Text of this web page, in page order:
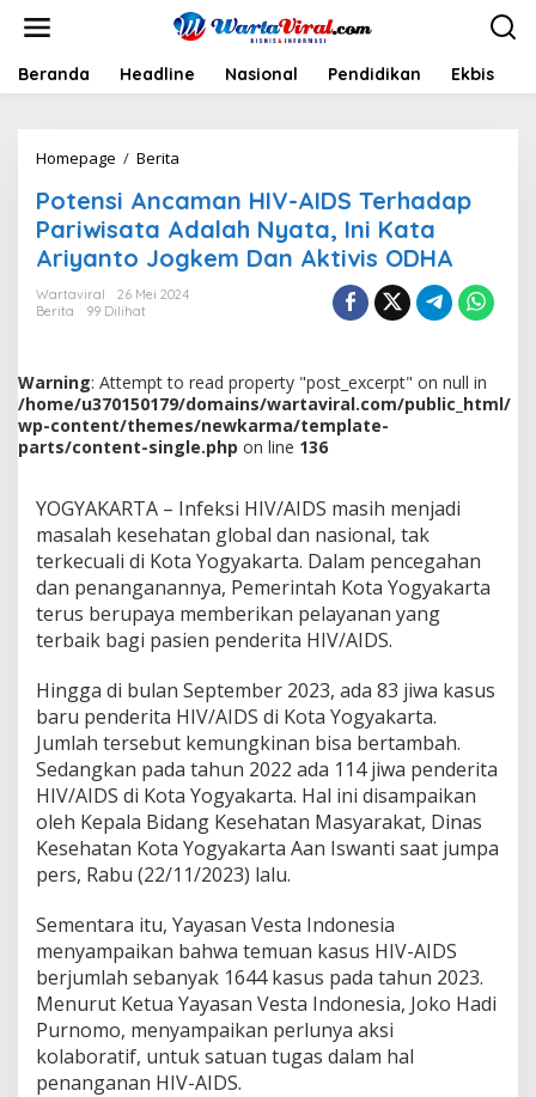
t
Beranda Headline Nasional Pendidikan Ekbis
Homepage / Berita
t
e
n
s
i
m
a
n
H
V
-
A
I
D
S
T
e
h
a
d
a
p
P
a
r
s
a
t
a
d
a
l
Potensi Ancaman HIV-AIDS Terhadap
Pariwisata Adalah Nyata, Ini Kata
Ariyanto Jogkem Dan Aktivis ODHA
Wartaviral
26 Mei 2024
Berita
99 Dilihat
Warning: Attempt to read property "post_excerpt" on null in
/home/u370150179/domains/wartaviral.com/public_html/
wp-content/themes/newkarma/template-
parts/content-single.php on line 136
YOGYAKARTA – Infeksi HIV/AIDS masih menjadi
masalah kesehatan global dan nasional, tak
terkecuali di Kota Yogyakarta. Dalam pencegahan
dan penanganannya, Pemerintah Kota Yogyakarta
terus berupaya memberikan pelayanan yang
terbaik bagi pasien penderita HIV/AIDS.
Hingga di bulan September 2023, ada 83 jiwa kasus
baru penderita HIV/AIDS di Kota Yogyakarta.
Jumlah tersebut kemungkinan bisa bertambah.
Sedangkan pada tahun 2022 ada 114 jiwa penderita
HIV/AIDS di Kota Yogyakarta. Hal ini disampaikan
oleh Kepala Bidang Kesehatan Masyarakat, Dinas
Kesehatan Kota Yogyakarta Aan Iswanti saat jumpa
pers, Rabu (22/11/2023) lalu.
Sementara itu, Yayasan Vesta Indonesia
menyampaikan bahwa temuan kasus HIV-AIDS
berjumlah sebanyak 1644 kasus pada tahun 2023.
Menurut Ketua Yayasan Vesta Indonesia, Joko Hadi
Purnomo, menyampaikan perlunya aksi
kolaboratif, untuk satuan tugas dalam hal
penanganan HIV-AIDS.